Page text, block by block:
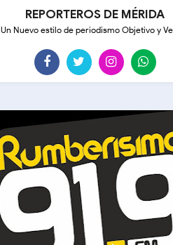
REPORTEROS DE MÉRIDA
Un Nuevo estilo de periodismo Objetivo y